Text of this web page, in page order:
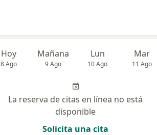
Hoy
8 Ago
Mañana
9 Ago
Lun
10 Ago
Mar
11 Ago
La reserva de citas en línea no está
disponible
Solicita una cita